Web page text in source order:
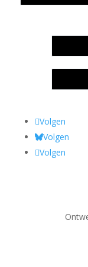
Volgen
Volgen
Volgen